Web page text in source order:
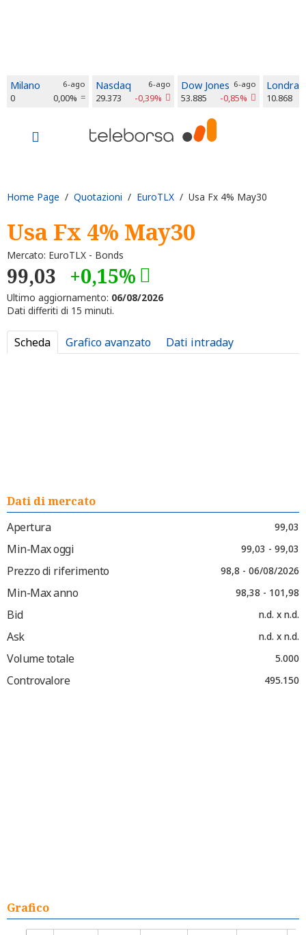
Milano 6-ago
0 0,00%
Nasdaq 6-ago
29.373 -0,39%
Dow Jones 6-ago
53.885 -0,85%
Londra
10.868
Home Page / Quotazioni / EuroTLX / Usa Fx 4% May30
Usa Fx 4% May30
Mercato: EuroTLX - Bonds
99,03 +0,15%
Ultimo aggiornamento: 06/08/2026
Dati differiti di 15 minuti.
Scheda Grafico avanzato Dati intraday
Dati di mercato
Apertura
99,03
Min-Max oggi 99,03 - 99,03
Prezzo di riferimento 98,8 - 06/08/2026
Min-Max anno 98,38 - 101,98
Bid n.d. x n.d.
Ask n.d. x n.d.
Volume totale 5.000
Controvalore 495.150
Grafico